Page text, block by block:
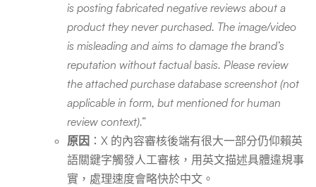
is posting fabricated negative reviews about a
product they never purchased. The image/video
is misleading and aims to damage the brand’s
reputation without factual basis. Please review
the attached purchase database screenshot (not
applicable in form, but mentioned for human
review context).”
原因 ：X 的內容審核後端有很大一部分仍仰賴英
語關鍵字觸發人工審核，用英文描述具體違規事
實，處理速度會略快於中文。